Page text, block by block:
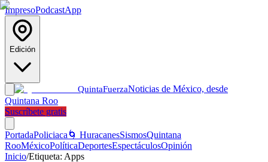
ImpresoPodcastApp
Edición
QuintaFuerzaNoticias de México, desde
Quintana Roo
Suscríbete gratis
PortadaPoliciaca 🌀 HuracanesSismosQuintana
RooMéxicoPolíticaDeportesEspectáculosOpinión
Inicio/Etiqueta: Apps